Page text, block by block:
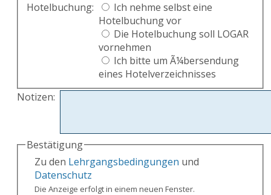
Hotelbuchung:
Ich nehme selbst eine
Hotelbuchung vor
Die Hotelbuchung soll LOGAR
vornehmen
Ich bitte um Ã¼bersendung
eines Hotelverzeichnisses
Notizen:
Bestätigung
Zu den Lehrgangsbedingungen und
Datenschutz
Die Anzeige erfolgt in einem neuen Fenster.